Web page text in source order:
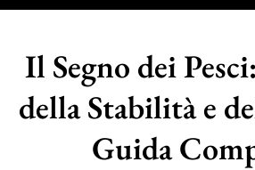
Il Segno dei
della Stabilità e
Guida